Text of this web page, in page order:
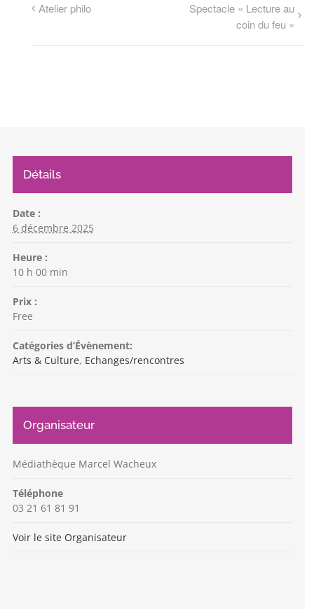
Atelier philo
Spectacle « Lecture au
coin du feu »
Détails
Date :
6 décembre 2025
Heure :
10 h 00 min
Prix :
Free
Catégories d’Évènement:
Arts & Culture, Echanges/rencontres
Organisateur
Médiathèque Marcel Wacheux
Téléphone
03 21 61 81 91
Voir le site Organisateur